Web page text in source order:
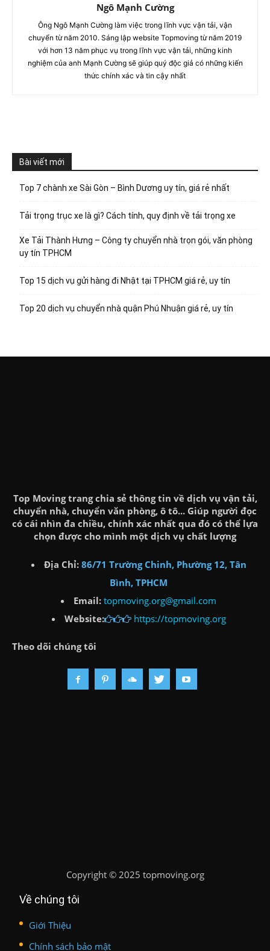
Ngô Mạnh Cường
Ông Ngô Mạnh Cường làm việc trong lĩnh vực vận tải, vận
chuyển từ năm 2010. Sáng lập website Topmoving từ năm 2019
với hơn 13 năm phục vụ trong lĩnh vực vận tải, những kinh
nghiệm của anh Mạnh Cường sẽ giúp quý độc giả có những kiến
thức chính xác và tin cậy nhất
Bài viết mới
Top 7 chành xe Sài Gòn – Bình Dương uy tín, giá rẻ nhất
Tải trọng trục xe là gì? Cách tính, quy định về tải trọng xe
Xe Tải Thành Hưng – Công ty chuyển nhà trọn gói, văn phòng
uy tín TPHCM
Top 15 dịch vụ gửi hàng đi Nhật tại TPHCM giá rẻ, uy tín
Top 20 dịch vụ chuyển nhà quận Phú Nhuận giá rẻ, uy tín
Top Moving trang chia sẻ thông tin về dịch vụ vận tải,
chuyển nhà, chuyển văn phòng, ô tô... Giúp người đọc
có cái nhìn đa chiều, chính xác nhất qua đó có thể lựa
chọn được cho mình một dịch vụ chất lượng
Địa Chỉ: 86/71 Trường Chinh, Phường 12, Tân
Bình, TPHCM
Email: topmoving.org@gmail.com
Website:
https://topmoving.org
Theo dõi chúng tôi
Copyright © 2025 topmoving.org
Về chúng tôi
Giới Thiệu
Chính sách bảo mật